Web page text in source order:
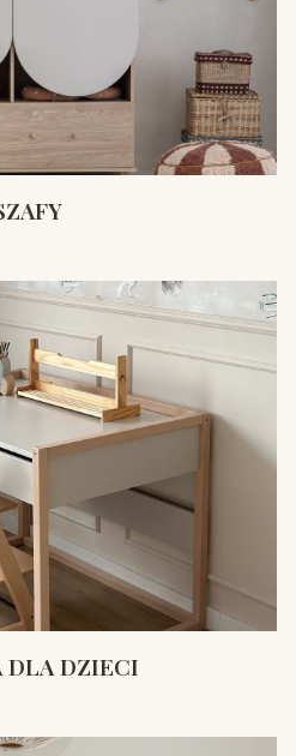
DLA DZIECI